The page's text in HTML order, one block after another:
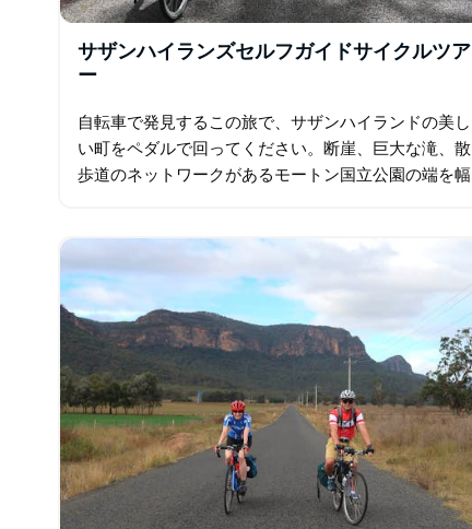
サザンハイランズセルフガイドサイクルツア
ー
自転車で発見するこの旅で、サザンハイランドの美し
い町をペダルで回ってください。断崖、巨大な滝、散
歩道のネットワークがあるモートン国立公園の端を幅